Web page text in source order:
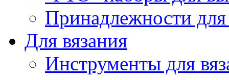
Принадлежности
Для вязания
Инструменты для